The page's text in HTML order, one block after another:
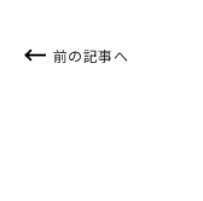
前の記事へ